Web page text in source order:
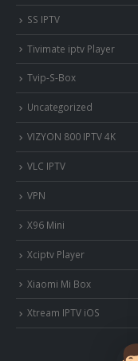
SS IPTV
Tivimate iptv Player
Tvip-S-Box
Uncategorized
VIZYON 800 IPTV 4K
VLC IPTV
VPN
X96 Mini
Xciptv Player
Xiaomi Mi Box
Xtream IPTV iOS